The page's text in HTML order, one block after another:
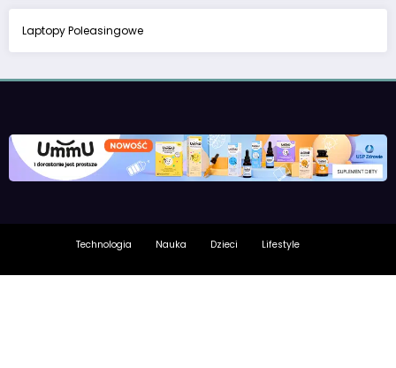
Laptopy Poleasingowe
Technologia Nauka Dzieci Lifestyle